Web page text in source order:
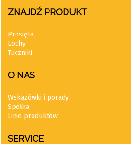
ZNAJDŹ PRODUKT
Prosięta
Lochy
Tuczniki
O NAS
Wskazówki i porady
Spółka
Linie produktów
SERVICE